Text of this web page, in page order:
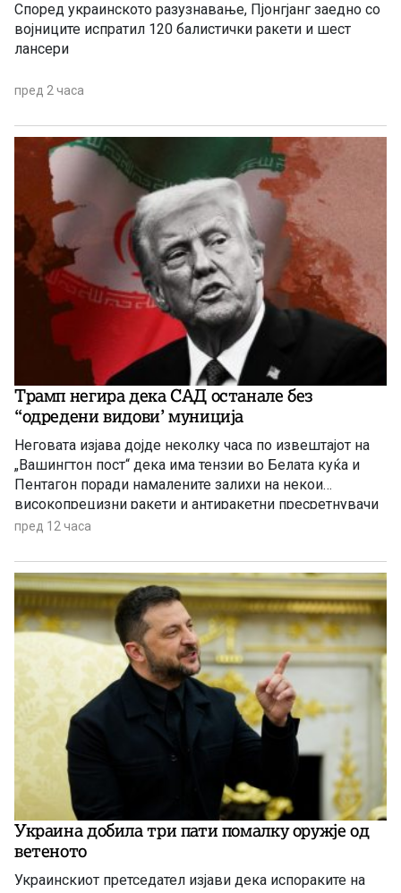
Според украинското разузнавање, Пјонгјанг заедно со
војниците испратил 120 балистички ракети и шест
лансери
пред 2 часа
Трамп негира дека САД останале без
“одредени видови’ муниција
Неговата изјава дојде неколку часа по извештајот на
„Вашингтон пост“ дека има тензии во Белата куќа и
Пентагон поради намалените залихи на некои
високопрецизни ракети и антиракетни пресретнувачи
по долготрајната воена кампања против Иран
пред 12 часа
Украина добила три пати помалку оружје од
ветеното
Украинскиот претседател изјави дека испораките на